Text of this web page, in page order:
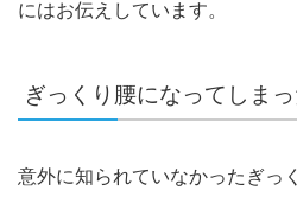
にはお伝えしています。
ぎっくり腰になってしま
意外に知られていなかったぎっ